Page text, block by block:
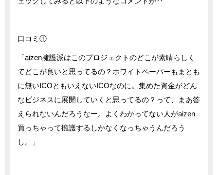
口コミ①
「aizen擁護派はこのプロジェクトのどこが素晴らしく
てどこが良いと思ってるの？ホワイトペーパーもまとも
に無いICOともいえないICOなのに。集めた資金がどん
なビジネスに展開していくと思ってるの？って、まあ答
えられないんだろうなー。よくわかってない人がaizen
買っちゃって擁護するしかなくなっちゃうんだろう
し。」